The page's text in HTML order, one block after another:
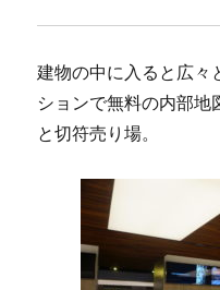
建物の中に入ると広々
ションで無料の内部地
と切符売り場。